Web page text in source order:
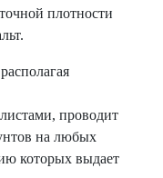
плотности
проводит
на любых
которых выдает